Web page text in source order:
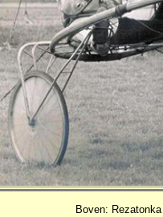
Boven: